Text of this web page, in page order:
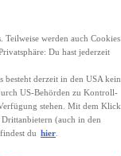
werden auch Cookies
Du hast jederzeit
besteht derzeit in den USA kein
US-Behörden zu Kontroll-
stehen. Mit dem Klick
(auch in den
du hier